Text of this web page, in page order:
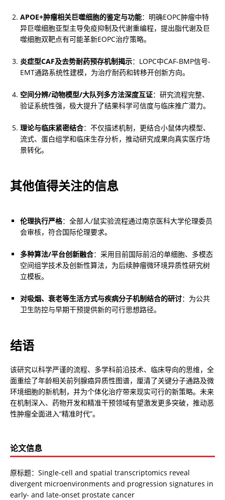
APOE+肿瘤相关巨噬细胞的鉴定与功能：明确EOPC肿瘤中特
异巨噬细胞亚型主导免疫抑制及代谢重编程，提出脂代谢及巨
噬细胞双靶点有可能革新EOPC治疗策略。
炎症型CAF及去势耐药预存机制揭示：LOPC中CAF-BMP信号-
EMT通路系统性建模，为治疗耐药和转移开创新方向。
空间分辨/动物模型/大队列多方法深度互证：研究流程完整、
验证系统性强，极大提升了结果科学可信度与临床推广潜力。
理论与临床紧密结合：不仅描述机制，更结合小鼠体内模型、
流式、蛋白组学和临床生存分析，推动研究成果向真实医疗场
景转化。
其他值得关注的信息
伦理执行严格：全部人/鼠实验流程通过南京医科大学伦理委员
会审核，符合国际伦理要求。
多种算法/平台创新融合：采用目前国际前沿的单细胞、多模态
空间组学技术及创新性算法，为后续肿瘤微环境异质性研究树
立模板。
对吸烟、衰老等生活方式与疾病分子机制结合的研讨：为公共
卫生防控与早期干预提供新的可行思想路径。
结语
该研究以科学严谨的流程、多学科前沿技术、临床导向的思维，全
面重绘了年龄相关前列腺癌异质性图谱，厘清了关键分子通路及微
环境细胞的新机制，并为个体化治疗带来现实可行的新策略。未来
在机制深入、药物开发和精准干预领域有望激发更多突破，推动恶
性肿瘤全面进入“精准时代”。
论文信息
原标题：Single-cell and spatial transcriptomics reveal
divergent microenvironments and progression signatures in
early- and late-onset prostate cancer